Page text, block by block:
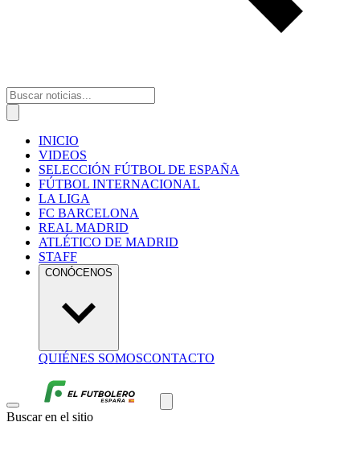
INICIO
VIDEOS
SELECCIÓN FÚTBOL DE ESPAÑA
FÚTBOL INTERNACIONAL
LA LIGA
FC BARCELONA
REAL MADRID
ATLÉTICO DE MADRID
STAFF
CONÓCENOS
QUIÉNES SOMOSCONTACTO
Buscar en el sitio